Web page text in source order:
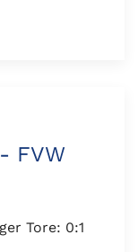
FVW
Tore: 0:1